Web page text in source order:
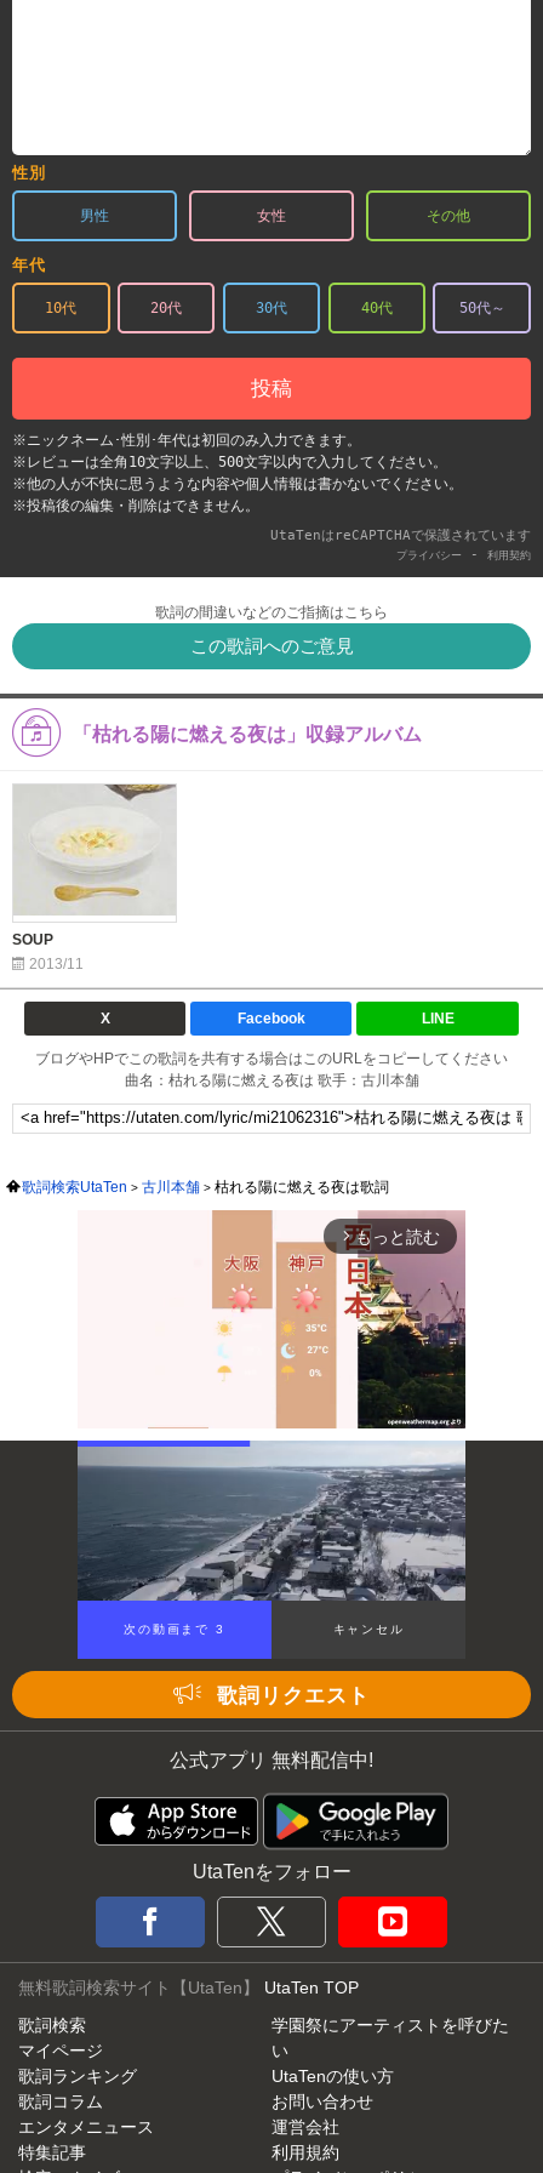
性別
男性 女性 その他
年代
10代 20代 30代 40代 50代～
投稿
※ニックネーム･性別･年代は初回のみ入力できます。
※レビューは全角10文字以上、500文字以内で入力してください。
※他の人が不快に思うような内容や個人情報は書かないでください。
※投稿後の編集・削除はできません。
UtaTenはreCAPTCHAで保護されています
プライバシー - 利用契約
歌詞の間違いなどのご指摘はこちら
この歌詞へのご意見
「枯れる陽に燃える夜は」収録アルバム
SOUP
2013/11
X Facebook LINE
ブログやHPでこの歌詞を共有する場合はこのURLをコピーしてください
曲名：枯れる陽に燃える夜は 歌手：古川本舗
歌詞検索UtaTen 古川本舗 枯れる陽に燃える夜は歌詞
arrow_forward_ios もっと読む
Mute
次の動画まで 3 キャンセル
歌詞リクエスト
公式アプリ 無料配信中!
UtaTenをフォロー
無料歌詞検索サイト【UtaTen】 UtaTen TOP
歌詞検索
マイページ
歌詞ランキング
歌詞コラム
エンタメニュース
特集記事
学園祭にアーティストを呼びた
い
UtaTenの使い方
お問い合わせ
運営会社
利用規約